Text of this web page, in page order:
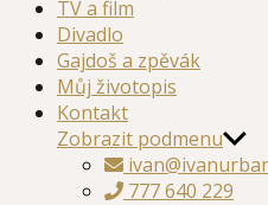
TV a film
Divadlo
Gajdoš a zpěvák
Můj životopis
Kontakt
Zobrazit podmenu
777 640 229